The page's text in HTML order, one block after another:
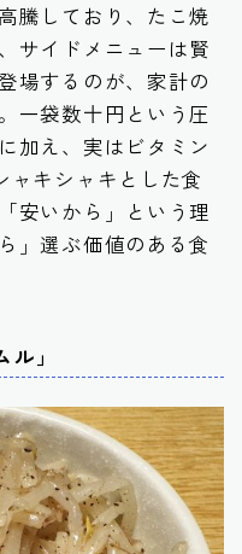
騰しており、たこ焼
サイドメニューは賢
場するのが、家計の
一袋数十円という圧
加え、実はビタミン
ャキシャキとした食
安いから」という理
」選ぶ価値のある食
」